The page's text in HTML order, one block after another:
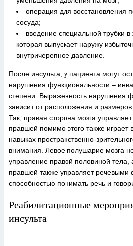
операция для восстановления
сосуда;
введение специальной трубки в
которая выпускает наружу
внутричерепное давление.
После инсульта, у пациента могут
нарушения функциональности –
степени. Выраженность нарушения
зависит от расположения и
Так, правая сторона мозга
правшей помимо этого также
навыках пространственно-
внимания. Левое полушарие мозга
управление правой половиной тела,
правшей также управляет речевыми
способностью понимать речь и
Реабилитационные
инсульта